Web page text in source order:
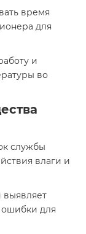
время
для
и
во
службы
влаги и
выявляет
ошибки для